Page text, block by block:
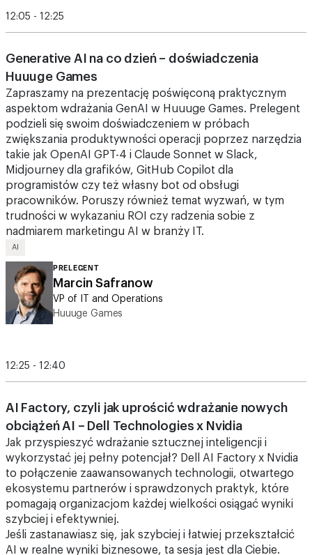
Zapraszamy na prezentację poświęconą praktycznym
aspektom wdrażania GenAI w Huuuge Games. Prelegent
podzieli się swoim doświadczeniem w próbach
zwiększania produktywności operacji poprzez narzędzia
takie jak OpenAI GPT-4 i Claude Sonnet w Slack,
Midjourney dla grafików, GitHub Copilot dla
programistów czy też własny bot od obsługi
pracowników. Poruszy również temat wyzwań, w tym
trudności w wykazaniu ROI czy radzenia sobie z
nadmiarem marketingu AI w branży IT.
AI
PRELEGENT
VP of IT and Operations
Huuuge Games
Jak przyspieszyć wdrażanie sztucznej inteligencji i
wykorzystać jej pełny potencjał? Dell AI Factory x Nvidia
to połączenie zaawansowanych technologii, otwartego
ekosystemu partnerów i sprawdzonych praktyk, które
pomagają organizacjom każdej wielkości osiągać wyniki
szybciej i efektywniej.
Jeśli zastanawiasz się, jak szybciej i łatwiej przekształcić
AI w realne wyniki biznesowe, ta sesja jest dla Ciebie.
Dołącz i odkryj, jak możesz wspierać Twoją organizację
na drodze do innowacji.